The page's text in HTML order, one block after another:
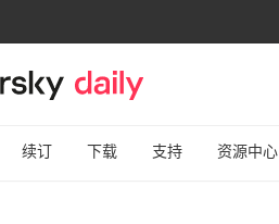
卡巴斯基官方博客
续订 下载 支持 资源中心